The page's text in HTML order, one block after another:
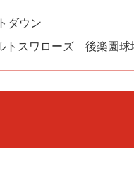
ダウン
トスワローズ 後楽園球